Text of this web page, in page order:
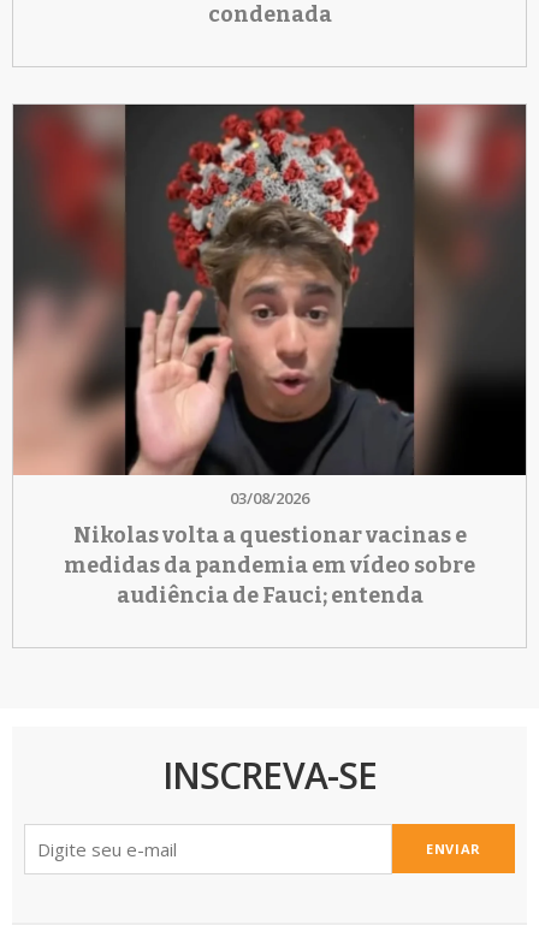
condenada
03/08/2026
Nikolas volta a questionar vacinas e
medidas da pandemia em vídeo sobre
audiência de Fauci; entenda
INSCREVA-SE
ENVIAR